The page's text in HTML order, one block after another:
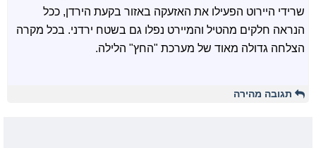
שרידי היירוט הפעילו את האזעקה באזור בקעת הירדן, ככל
הנראה חלקים מהטיל והמיירט נפלו גם בשטח ירדני. בכל מקרה
הצלחה גדולה מאוד של מערכת "החץ" הלילה.
תגובה מהירה